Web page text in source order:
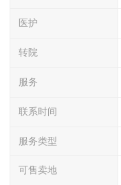
医护
转院
服务
联系时间
服务类型
可售卖地